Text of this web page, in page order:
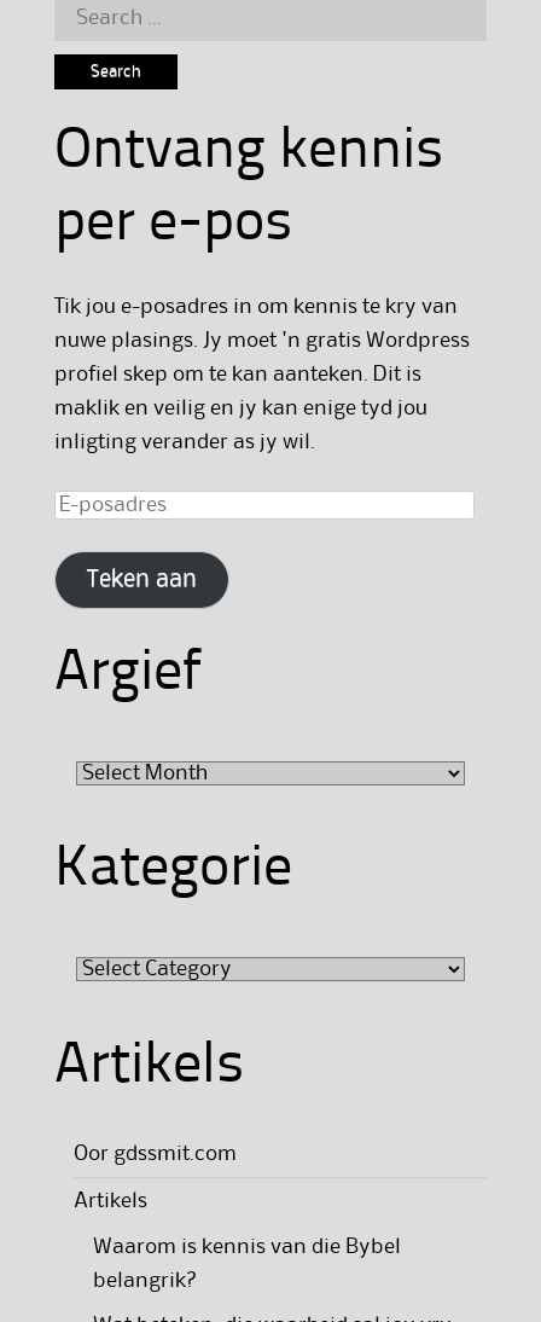
Search
Ontvang kennis
per e-pos
Tik jou e-posadres in om kennis te kry van
nuwe plasings. Jy moet 'n gratis Wordpress
profiel skep om te kan aanteken. Dit is
maklik en veilig en jy kan enige tyd jou
inligting verander as jy wil.
E-
Teken aan
Argief
Kategorie
Artikels
Oor gdssmit.com
Artikels
Waarom is kennis van die Bybel
belangrik?